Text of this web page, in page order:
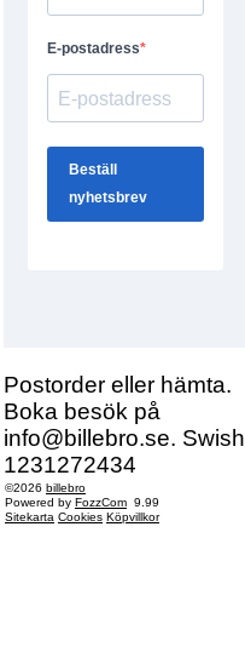
Postorder eller hämta.
Boka besök på
info@billebro.se. Swish
1231272434
©2026 billebro
Powered by FozzCom 9.99
Sitekarta Cookies Köpvillkor